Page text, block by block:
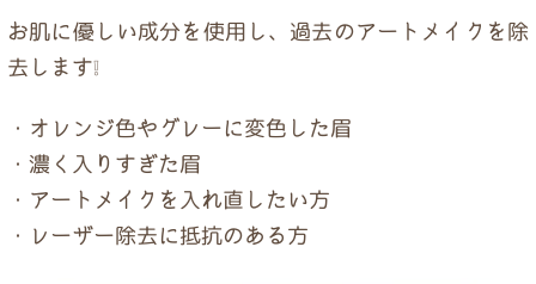
初めての方へ
ドクター紹介
当院について
お肌に優しい成分を使用し、過去のアートメイクを除
去します❕
・オレンジ色やグレーに変色した眉
・濃く入りすぎた眉
・アートメイクを入れ直したい方
・レーザー除去に抵抗のある方